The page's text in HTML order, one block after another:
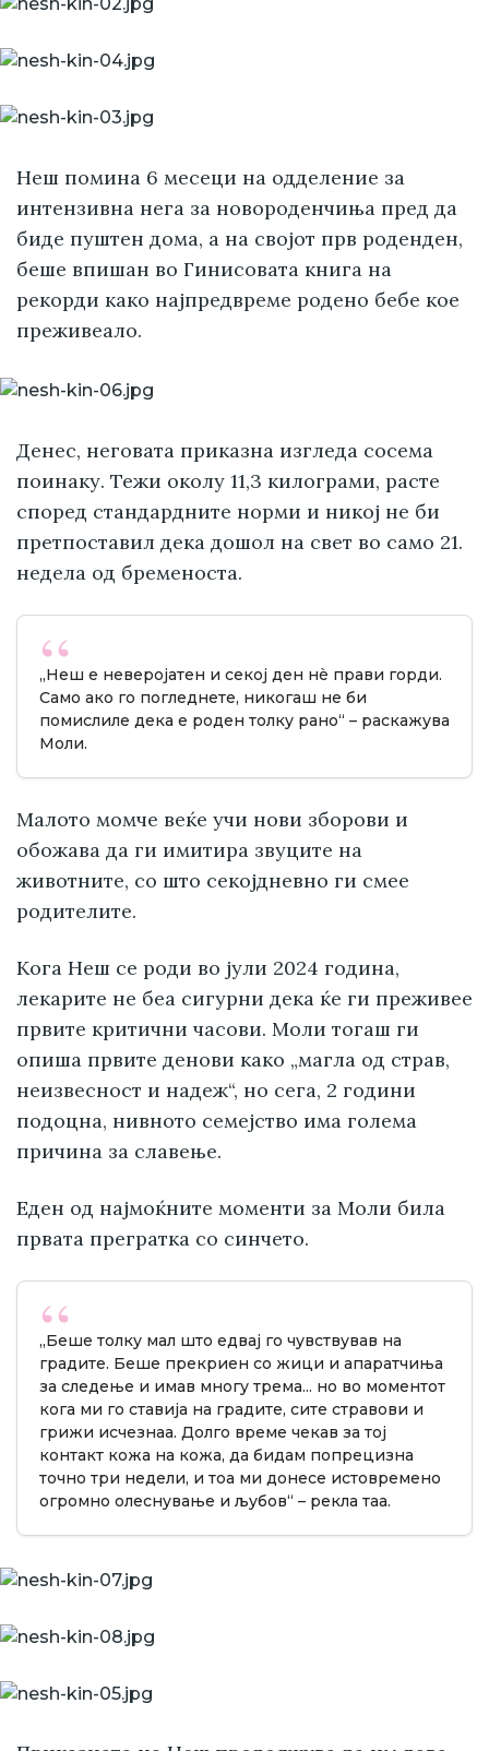
Неш помина 6 месеци на одделение за
интензивна нега за новороденчиња пред да
биде пуштен дома, а на својот прв роденден,
беше впишан во Гинисовата книга на
рекорди како најпредвреме родено бебе кое
преживеало.
Денес, неговата приказна изгледа сосема
поинаку. Тежи околу 11,3 килограми, расте
според стандардните норми и никој не би
претпоставил дека дошол на свет во само 21.
недела од бременоста.
„Неш е неверојатен и секој ден нè прави горди.
Само ако го погледнете, никогаш не би
помислиле дека е роден толку рано“ – раскажува
Моли.
Малото момче веќе учи нови зборови и
обожава да ги имитира звуците на
животните, со што секојдневно ги смее
родителите.
Кога Неш се роди во јули 2024 година,
лекарите не беа сигурни дека ќе ги преживее
првите критични часови. Моли тогаш ги
опиша првите денови како „магла од страв,
неизвесност и надеж“, но сега, 2 години
подоцна, нивното семејство има голема
причина за славење.
Еден од најмоќните моменти за Моли била
првата прегратка со синчето.
„Беше толку мал што едвај го чувствував на
градите. Беше прекриен со жици и апаратчиња
за следење и имав многу трема... но во моментот
кога ми го ставија на градите, сите стравови и
грижи исчезнаа. Долго време чекав за тој
контакт кожа на кожа, да бидам попрецизна
точно три недели, и тоа ми донесе истовремено
огромно олеснување и љубов“ – рекла таа.